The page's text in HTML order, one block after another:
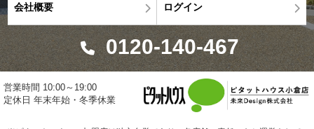
会社概要 ログイン
0120-140-467
営業時間 10:00～19:00
定休日 年末年始・冬季休業